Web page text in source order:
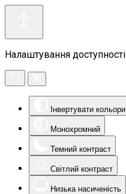
Налаштування доступності
Інвертувати кольори
Монохромний
Темний контраст
Світлий контраст
Низька насиченість